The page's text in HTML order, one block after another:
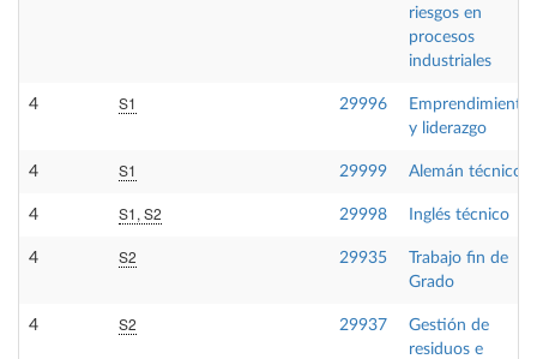
riesgos en
procesos
industriales
4 S1 29996
Emprendimiento
y liderazgo
4 S1 29999 Alemán técnico
4 S1, S2 29998 Inglés técnico
4 S2 29935
Trabajo fin de
Grado
4 S2 29937
Gestión de
residuos e